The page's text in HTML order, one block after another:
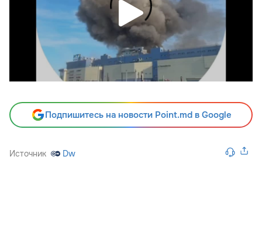
Подпишитесь на новости Point.md в Google
Источник Dw